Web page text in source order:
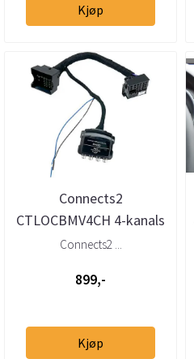
Kjøp
Connects2
CTLOCBMV4CH 4-kanals
høy-til-lavnivåadapter
Connects2 ...
899,-
Kjøp